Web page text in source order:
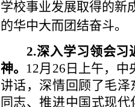
学校事业发展取得的新
的华中大而团结奋斗。
2.深入学习领会习
神。 12月26日上午，
讲话，深情回顾了毛
同志、推进中国式现